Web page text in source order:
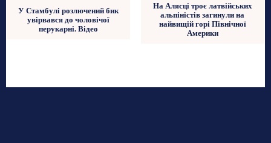
У Стамбулі розлючений бик
увірвався до чоловічої
перукарні. Відео
На Алясці троє латвійських
альпіністів загинули на
найвищій горі Північної
Америки